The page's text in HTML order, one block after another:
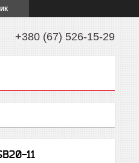
+380 (67) 526-15-29
11